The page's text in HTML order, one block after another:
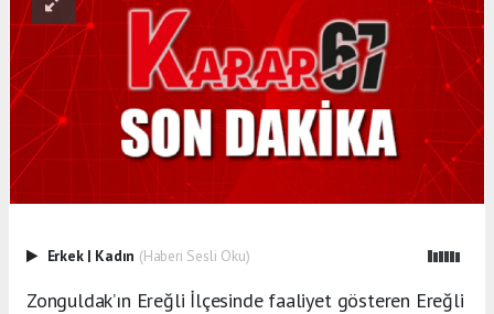
Erkek | Kadın (Haberi Sesli Oku)
Zonguldak’ın Ereğli İlçesinde faaliyet gösteren Ereğli